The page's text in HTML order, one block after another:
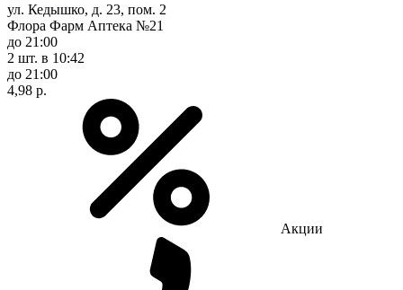
ул. Кедышко, д. 23, пом. 2
Флора Фарм Аптека №21
до 21:00
2 шт. в 10:42
до 21:00
4,98 р.
Акции